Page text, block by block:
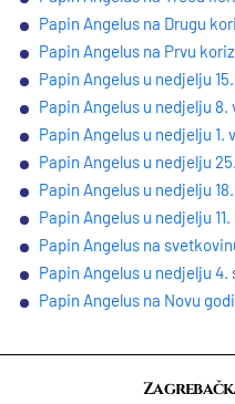
Papin Angelus na Drugu
Papin Angelus na Prvu
Papin Angelus u nedjelju
Papin Angelus u nedjelju 8.
Papin Angelus u nedjelju 1.
Papin Angelus u nedjelju
Papin Angelus u nedjelju
Papin Angelus u nedjelju
​Papin Angelus na
Papin Angelus u nedjelju 4.
Papin Angelus na Novu